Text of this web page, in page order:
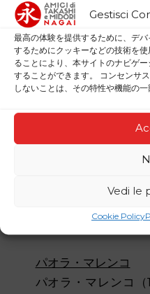
Gestisci
最高の体験を提供するために、デ
するためにクッキーなどの技術を
ることにより、本サイトのナビゲ
することができます。 コンセンサ
しないことは、その特性や機能の
Vedi le
Cookie Policy
に、永井隆と緑の存
夫妻が示した信仰
彼の人生に深い影響
ニで開催された「諸
ティング」において
め、さらに2021年
会」の設立へとつな
の会長を務めていま
タリア語への翻訳者
数手がけ、日本にお
パオラ・マレンコ
パオラ・マレンコ（